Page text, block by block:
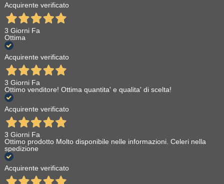
Acquirente verificato
3 Giorni Fa
Ottima
Acquirente verificato
3 Giorni Fa
Ottimo venditore! Ottima quantita' e qualita' di scelta!
Acquirente verificato
3 Giorni Fa
Ottimo prodotto Molto disponibile nelle informazioni. Celeri nella
spedizione
Acquirente verificato